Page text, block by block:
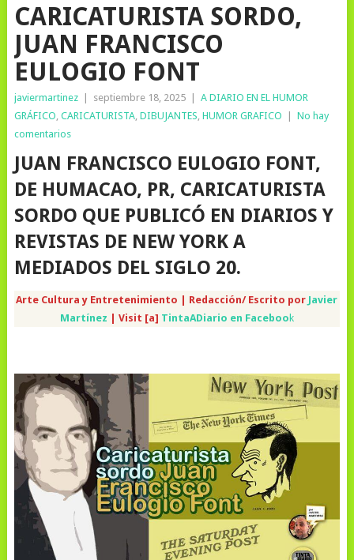
CARICATURISTA SORDO,
JUAN FRANCISCO
EULOGIO FONT
javiermartinez septiembre 18, 2025
A DIARIO EN EL HUMOR
GRÁFICO, CARICATURISTA, DIBUJANTES, HUMOR GRAFICO
No hay
comentarios
JUAN FRANCISCO EULOGIO FONT,
DE HUMACAO, PR, CARICATURISTA
SORDO QUE PUBLICÓ EN DIARIOS Y
REVISTAS DE NEW YORK A
MEDIADOS DEL SIGLO 20.
Arte Cultura y Entretenimiento | Redacción/ Escrito por Javier
Martínez | Visit [a] TintaADiario en Faceboo k